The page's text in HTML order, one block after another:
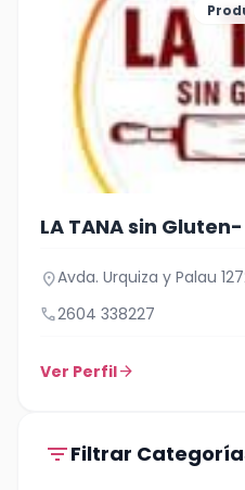
LA TANA sin
location_onAvda. Urquiza y Palau
call2604 338227
Ver Perfilarrow_forward
filter_listFiltrar